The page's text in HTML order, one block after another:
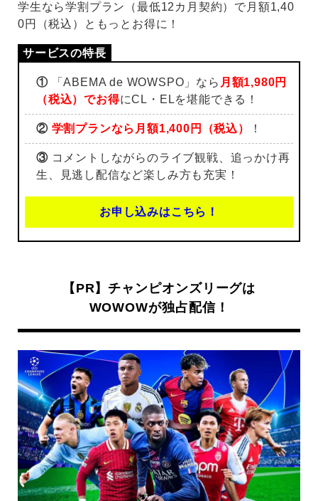
学生なら学割プラン（最低12カ月契約）で月額1,40
0円（税込）ともっとお得に！
①「ABEMA de WOWSPO」なら 月額1,980円
（税込）でお得にCL・ELを堪能できる！
② 学割プランなら月額1,400円（税込） ！
③コメントしながらのライブ観戦、追っかけ再
生、見逃し配信など楽しみ方も充実！
お申し込みはこちら！
【PR】チャンピオンズリーグは
WOWOWが独占配信！